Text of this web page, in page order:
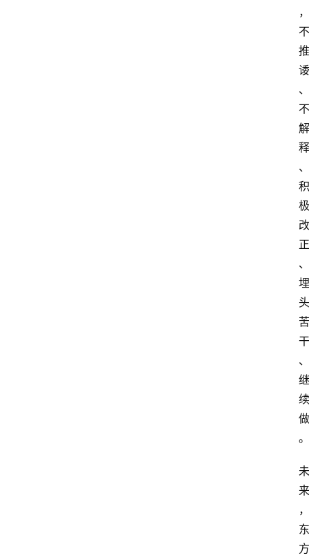
，
不
推
诿
、
不
解
释
、
积
极
改
正
、
埋
头
苦
干
、
继
续
做
。
未
来
，
东
方